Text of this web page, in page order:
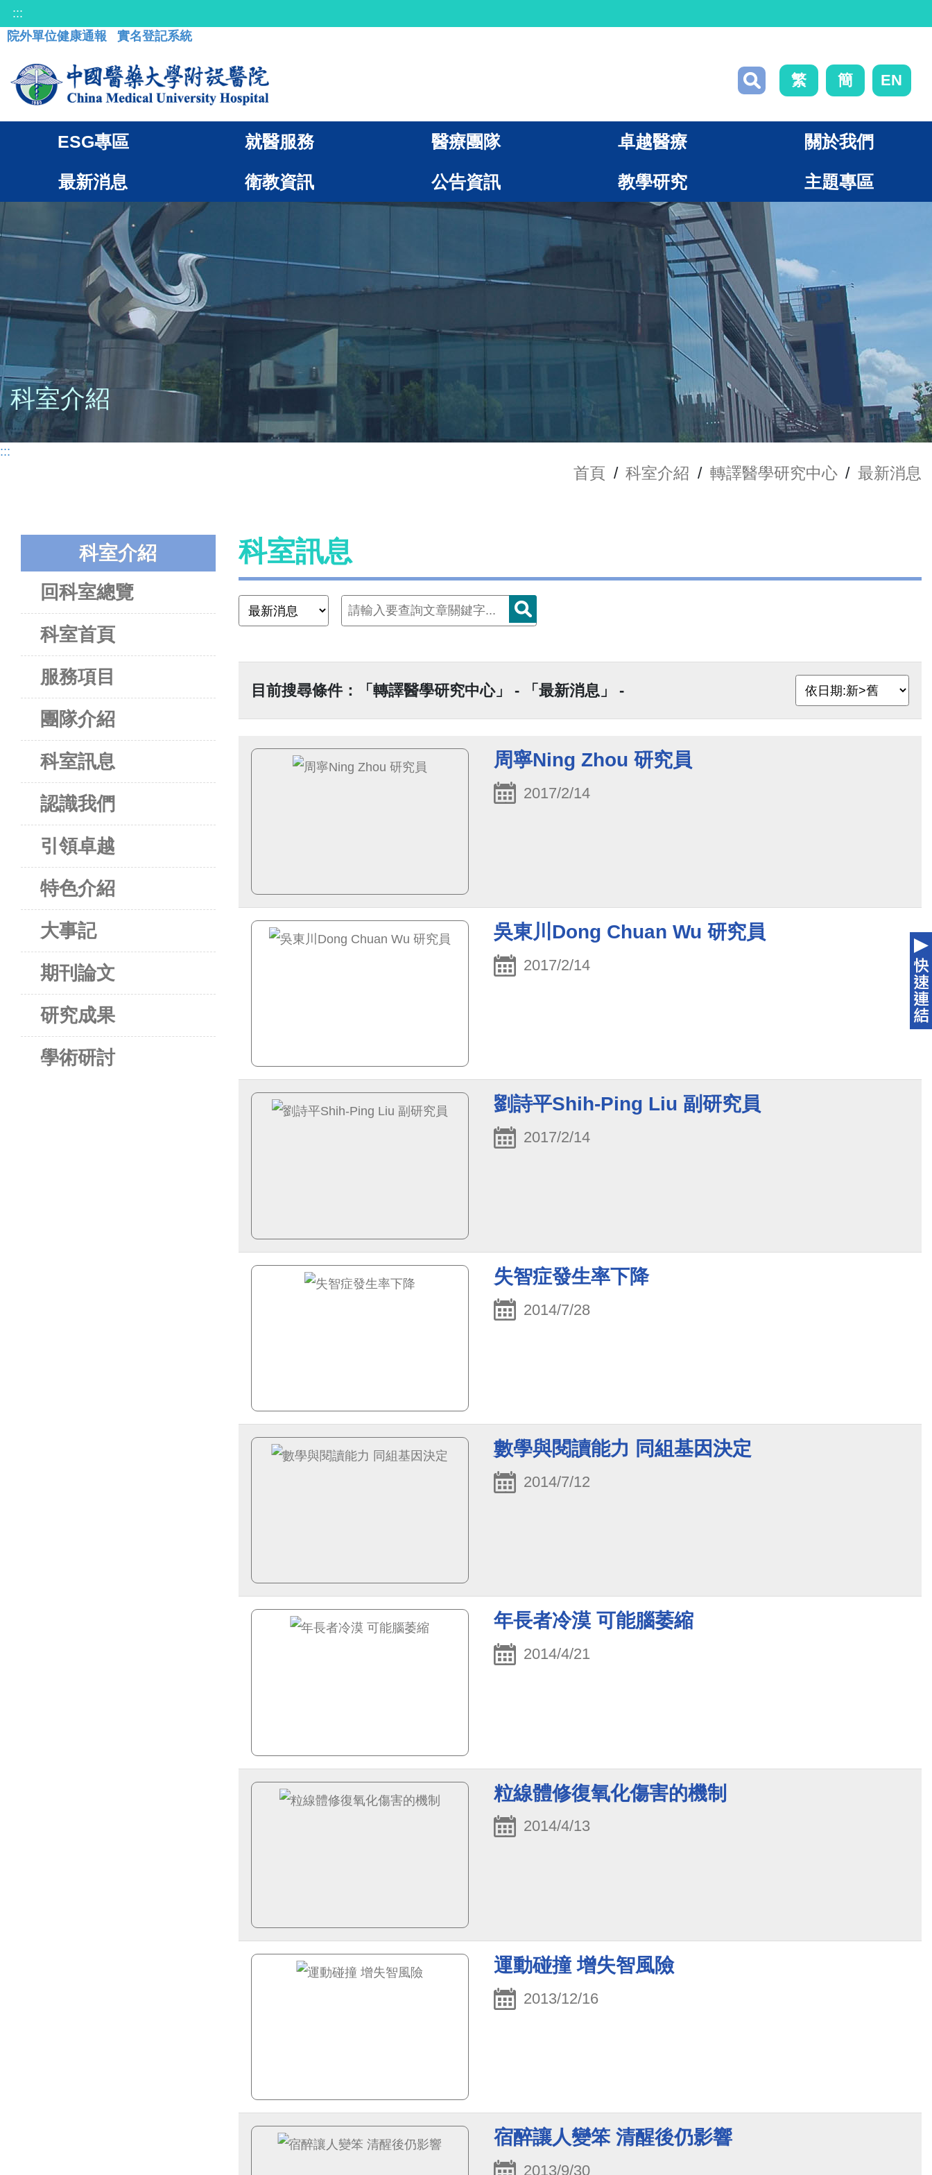
:::
院外單位健康通報
實名登記系統
繁 簡 EN
ESG專區 就醫服務 醫療團隊 卓越醫療 關於我們
最新消息 衛教資訊 公告資訊 教學研究 主題專區
科室介紹
:::
首頁 / 科室介紹 / 轉譯醫學研究中心 / 最新消息
科室介紹
回科室總覽
科室首頁
服務項目
團隊介紹
科室訊息
認識我們
引領卓越
特色介紹
大事記
期刊論文
研究成果
學術研討
科室訊息
目前搜尋條件：「轉譯醫學研究中心」 - 「最新消息」 -
周寧Ning Zhou 研究員
2017/2/14
吳東川Dong Chuan Wu 研究員
2017/2/14
劉詩平Shih-Ping Liu 副研究員
2017/2/14
失智症發生率下降
2014/7/28
數學與閱讀能力 同組基因決定
2014/7/12
年長者冷漠 可能腦萎縮
2014/4/21
粒線體修復氧化傷害的機制
2014/4/13
運動碰撞 增失智風險
2013/12/16
宿醉讓人變笨 清醒後仍影響
2013/9/30